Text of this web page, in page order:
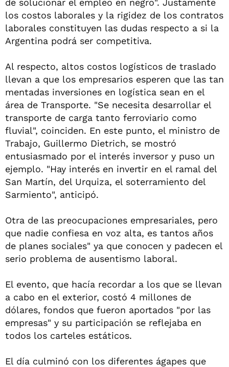
de solucionar el empleo en negro". Justamente
los costos laborales y la rigidez de los contratos
laborales constituyen las dudas respecto a si la
Argentina podrá ser competitiva.
Al respecto, altos costos logísticos de traslado
llevan a que los empresarios esperen que las tan
mentadas inversiones en logística sean en el
área de Transporte. "Se necesita desarrollar el
transporte de carga tanto ferroviario como
fluvial", coinciden. En este punto, el ministro de
Trabajo, Guillermo Dietrich, se mostró
entusiasmado por el interés inversor y puso un
ejemplo. "Hay interés en invertir en el ramal del
San Martín, del Urquiza, el soterramiento del
Sarmiento", anticipó.
Otra de las preocupaciones empresariales, pero
que nadie confiesa en voz alta, es tantos años
de planes sociales" ya que conocen y padecen el
serio problema de ausentismo laboral.
El evento, que hacía recordar a los que se llevan
a cabo en el exterior, costó 4 millones de
dólares, fondos que fueron aportados "por las
empresas" y su participación se reflejaba en
todos los carteles estáticos.
El día culminó con los diferentes ágapes que